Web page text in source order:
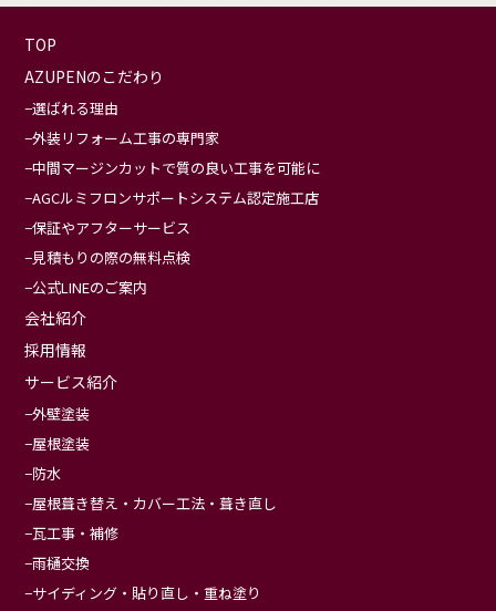
TOP
AZUPENのこだわり
選ばれる理由
外装リフォーム工事の専門家
中間マージンカットで質の良い工事を可能に
AGCルミフロンサポートシステム認定施工店
保証やアフターサービス
見積もりの際の無料点検
公式LINEのご案内
会社紹介
採用情報
サービス紹介
外壁塗装
屋根塗装
防水
屋根葺き替え・カバー工法・葺き直し
瓦工事・補修
雨樋交換
サイディング・貼り直し・重ね塗り